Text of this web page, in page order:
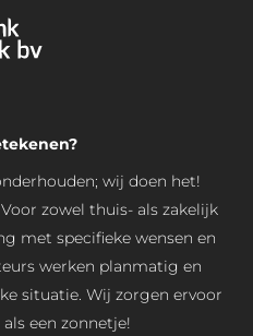
wij doen het!
zowel thuis- als zakelijk
met specifieke wensen en
werken planmatig en
situatie. Wij zorgen ervoor
een zonnetje!